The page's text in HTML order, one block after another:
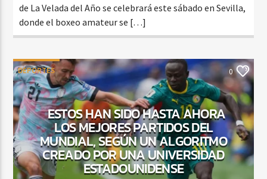
de La Velada del Año se celebrará este sábado en Sevilla,
donde el boxeo amateur se […]
DEPORTES 0
ESTOS HAN SIDO HASTA AHORA
LOS MEJORES PARTIDOS DEL
MUNDIAL, SEGÚN UN ALGORITMO
CREADO POR UNA UNIVERSIDAD
ESTADOUNIDENSE